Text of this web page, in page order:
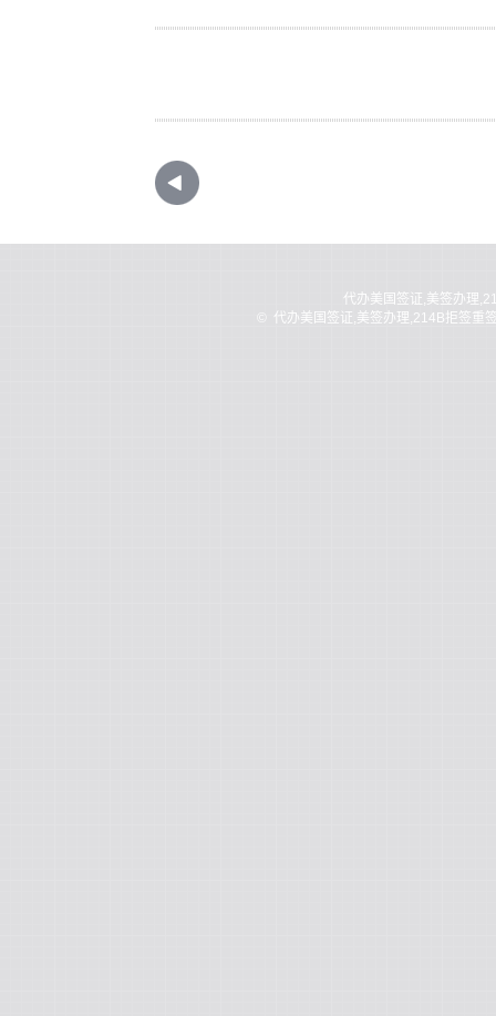
代办美国签证,美签办理
代办美国签证,美签办理,214B拒签重